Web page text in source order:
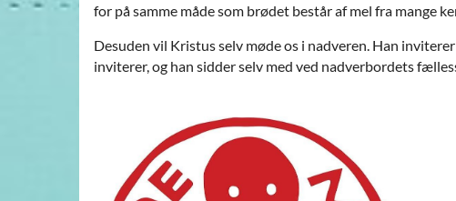
for på samme måde som brødet består af mel fra mange
Desuden vil Kristus selv møde os i nadveren. Han
inviterer, og han sidder selv med ved nadverbordets